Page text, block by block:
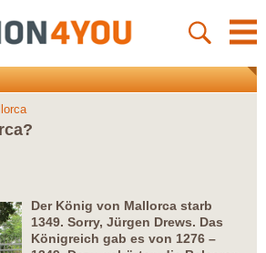
Der König von Mallorca starb
1349. Sorry, Jürgen Drews. Das
Königreich gab es von 1276 –